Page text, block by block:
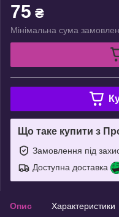
75 ₴
Мінімальна сума
Що таке купити з
Замовлення під
Доступна доставка
Опис Характеристики